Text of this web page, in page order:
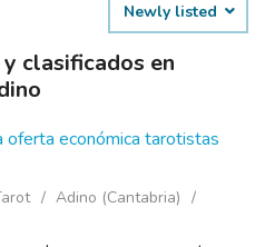
Newly listed
clasificados en
oferta económica tarotistas
Adino (Cantabria)